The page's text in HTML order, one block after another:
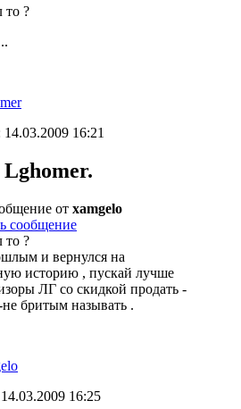
то ?
14.03.2009 16:21
от xamgelo
то ?
и вернулся на
историю , пускай лучше
ЛГ со скидкой продать -
бритым называть .
14.03.2009 16:25